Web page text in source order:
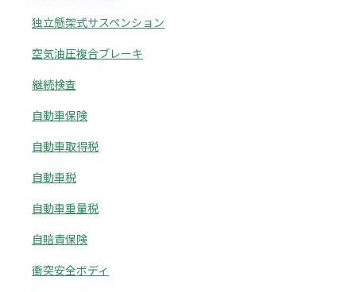
独立懸架式サスペンション
空気油圧複合ブレーキ
継続検査
自動車保険
自動車取得税
自動車税
自動車重量税
自賠責保険
衝突安全ボディ